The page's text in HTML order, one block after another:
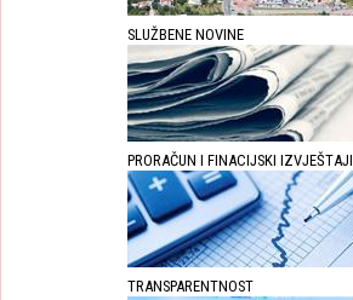
SLUŽBENE NOVINE
PRORAČUN I FINACIJSKI IZVJEŠTAJI
TRANSPARENTNOST